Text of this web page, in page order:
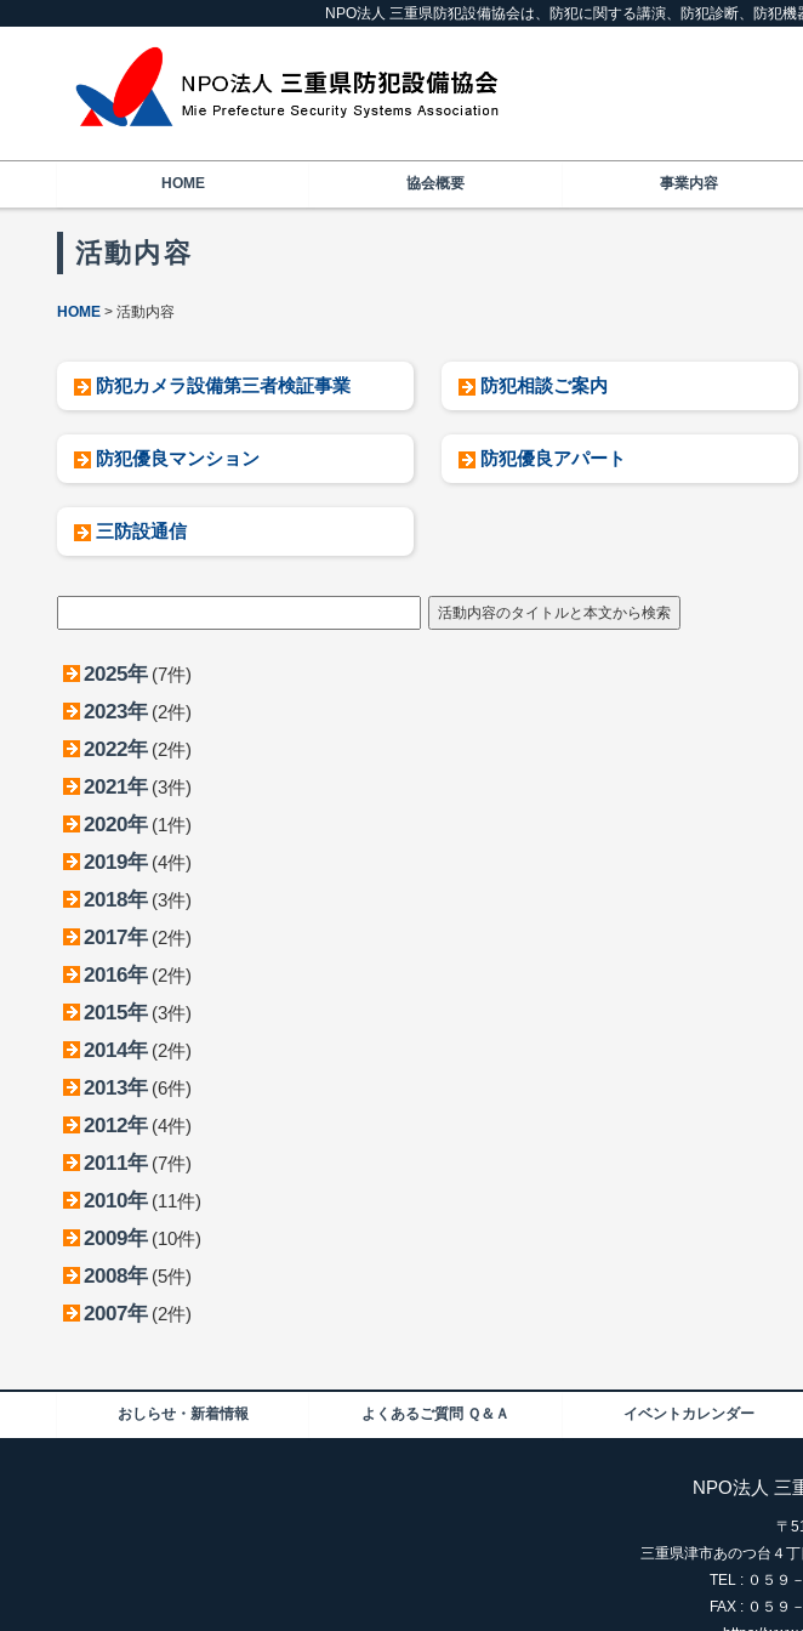
NPO法人 三重県防犯設備協会は、防犯に関する講演、防犯診断、防犯
HOME 協会概要 事業内容
活動内容
HOME 活動内容
防犯カメラ設備第三者検証事業 防犯相談ご案内
防犯優良マンション 防犯優良アパート
三防設通信
2025年 (7件)
2023年 (2件)
2022年 (2件)
2021年 (3件)
2020年 (1件)
2019年 (4件)
2018年 (3件)
2017年 (2件)
2016年 (2件)
2015年 (3件)
2014年 (2件)
2013年 (6件)
2012年 (4件)
2011年 (7件)
2010年 (11件)
2009年 (10件)
2008年 (5件)
2007年 (2件)
おしらせ・新着情報 よくあるご質問 Ｑ＆Ａ イベントカレンダー
NPO法人 三
〒
三重県津市あのつ台４
TEL : ０５９
FAX : ０５９